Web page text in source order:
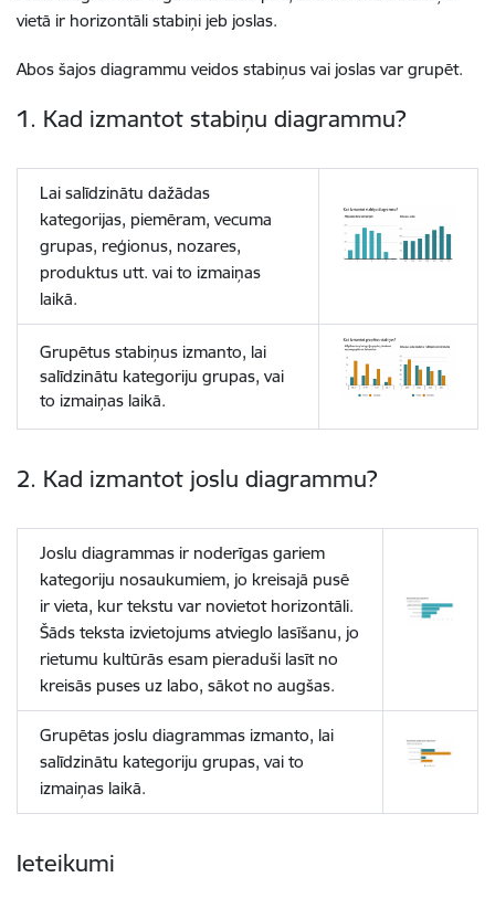
vietā ir horizontāli stabiņi jeb joslas.
Abos šajos diagrammu veidos stabiņus vai joslas var grupēt.
1. Kad izmantot stabiņu diagrammu?
Lai salīdzinātu dažādas
kategorijas, piemēram, vecuma
grupas, reģionus, nozares,
produktus utt. vai to izmaiņas
laikā.
Grupētus stabiņus izmanto, lai
salīdzinātu kategoriju grupas, vai
to izmaiņas laikā.
2. Kad izmantot joslu diagrammu?
Joslu diagrammas ir noderīgas gariem
kategoriju nosaukumiem, jo kreisajā pusē
ir vieta, kur tekstu var novietot horizontāli.
Šāds teksta izvietojums atvieglo lasīšanu, jo
rietumu kultūrās esam pieraduši lasīt no
kreisās puses uz labo, sākot no augšas.
Grupētas joslu diagrammas izmanto, lai
salīdzinātu kategoriju grupas, vai to
izmaiņas laikā.
Ieteikumi